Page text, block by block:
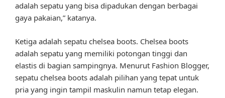
adalah sepatu yang bisa dipadukan dengan berbagai
gaya pakaian,” katanya.
Ketiga adalah sepatu chelsea boots. Chelsea boots
adalah sepatu yang memiliki potongan tinggi dan
elastis di bagian sampingnya. Menurut Fashion Blogger,
sepatu chelsea boots adalah pilihan yang tepat untuk
pria yang ingin tampil maskulin namun tetap elegan.